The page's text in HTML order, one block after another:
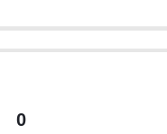
0